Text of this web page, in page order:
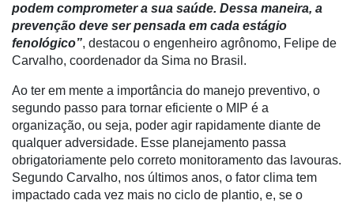
Automação
e
Robótica
Dados
e
Análise
E-
Commerce
podem comprometer a sua saúde. Dessa maneira, a
prevenção deve ser pensada em cada estágio
fenológico”, destacou o engenheiro agrônomo, Felipe de
Carvalho, coordenador da Sima no Brasil.
Ao ter em mente a importância do manejo preventivo, o
segundo passo para tornar eficiente o MIP é a
organização, ou seja, poder agir rapidamente diante de
qualquer adversidade. Esse planejamento passa
obrigatoriamente pelo correto monitoramento das lavouras.
Segundo Carvalho, nos últimos anos, o fator clima tem
impactado cada vez mais no ciclo de plantio, e, se o